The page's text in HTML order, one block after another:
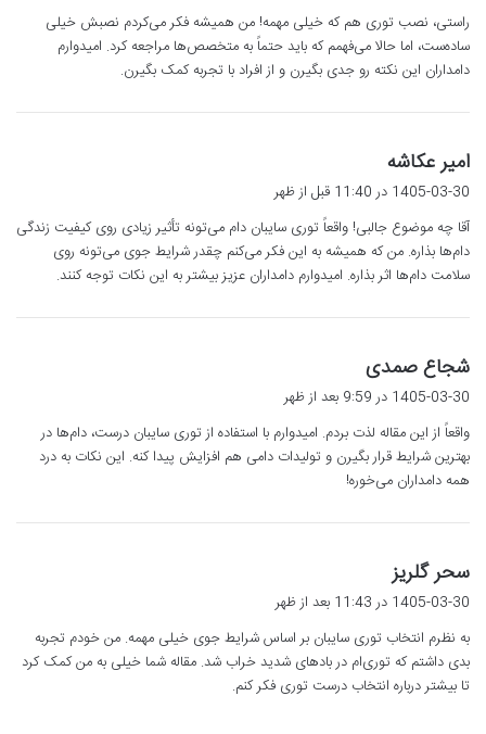
:
راستی، نصب توری هم که خیلی مهمه! من همیشه فکر می‌کردم نصبش خیلی
ساده‌ست، اما حالا می‌فهمم که باید حتماً به متخصص‌ها مراجعه کرد. امیدوارم
دامداران این نکته رو جدی بگیرن و از افراد با تجربه کمک بگیرن.
امیر عکاشه
ت
:
1405-03-30 در 11:40 قبل از ظهر
آقا چه موضوع جالبی! واقعاً توری سایبان دام می‌تونه تأثیر زیادی روی کیفیت زندگی
دام‌ها بذاره. من که همیشه به این فکر می‌کنم چقدر شرایط جوی می‌تونه روی
سلامت دام‌ها اثر بذاره. امیدوارم دامداران عزیز بیشتر به این نکات توجه کنند.
شجاع صمدی
ف
:
1405-03-30 در 9:59 بعد از ظهر
واقعاً از این مقاله لذت بردم. امیدوارم با استفاده از توری سایبان درست، دام‌ها در
بهترین شرایط قرار بگیرن و تولیدات دامی هم افزایش پیدا کنه. این نکات به درد
همه دامداران می‌خوره!
سحر گلریز
:
1405-03-30 در 11:43 بعد از ظهر
به نظرم انتخاب توری سایبان بر اساس شرایط جوی خیلی مهمه. من خودم تجربه
بدی داشتم که توری‌ام در بادهای شدید خراب شد. مقاله شما خیلی به من کمک کرد
تا بیشتر درباره انتخاب درست توری فکر کنم.